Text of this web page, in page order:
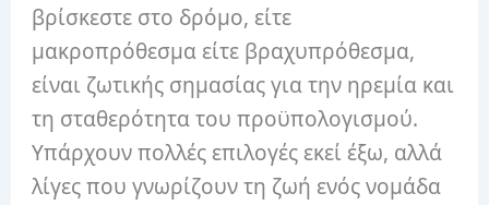
βρίσκεστε στο δρόμο, είτε
μακροπρόθεσμα είτε βραχυπρόθεσμα,
είναι ζωτικής σημασίας για την ηρεμία και
τη σταθερότητα του προϋπολογισμού.
Υπάρχουν πολλές επιλογές εκεί έξω, αλλά
λίγες που γνωρίζουν τη ζωή ενός νομάδα